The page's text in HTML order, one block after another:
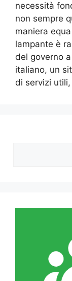
necessità
non sempre
maniera
lampante è
del governo
italiano, un
di servizi